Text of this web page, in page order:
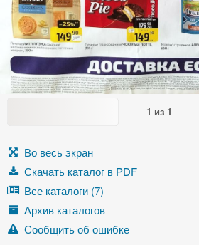
1 из 1
Во весь экран
Скачать каталог в PDF
Все каталоги (7)
Архив каталогов
Сообщить об ошибке